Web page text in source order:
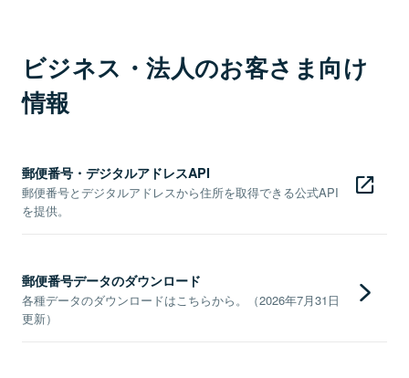
ビジネス・法人のお客さま向け
情報
郵便番号・デジタルアドレスAPI
郵便番号とデジタルアドレスから住所を取得できる公式API
を提供。
郵便番号データのダウンロード
各種データのダウンロードはこちらから。（2026年7月31日
更新）